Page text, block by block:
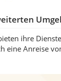
ihre
eine Anreise